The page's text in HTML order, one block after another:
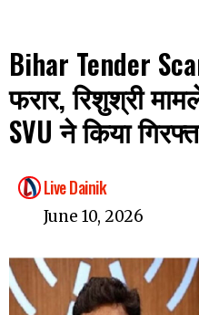
Bihar Tender
फरार, रिशुश्री
SVU ने किया
Live Dainik
June 10, 2026